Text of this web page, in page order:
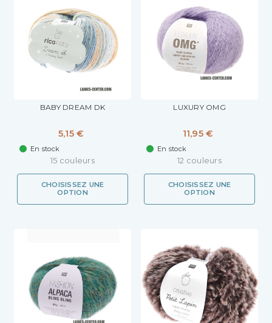
BABY DREAM DK
5,15 €
En stock
15 couleurs
CHOISISSEZ UNE
OPTION
LUXURY OMG
11,95 €
En stock
12 couleurs
CHOISISSEZ UNE
OPTION